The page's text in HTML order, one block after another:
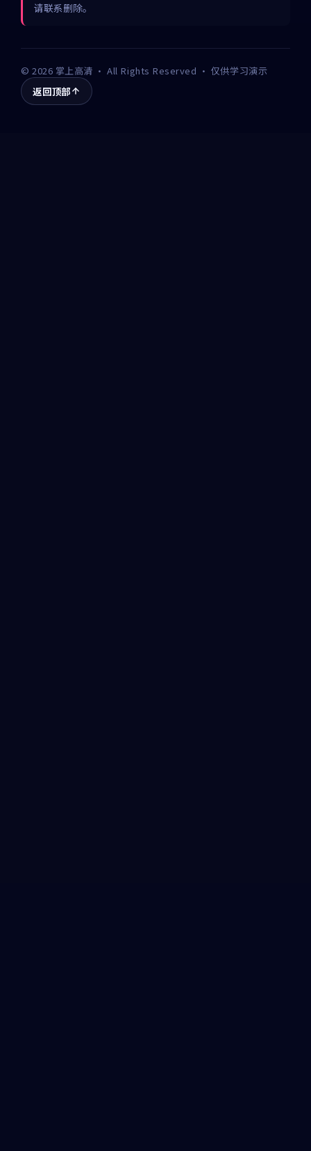
请联系删除。
©2026 掌上高清 · All Rights Reserved · 仅供学习演示
返回顶部